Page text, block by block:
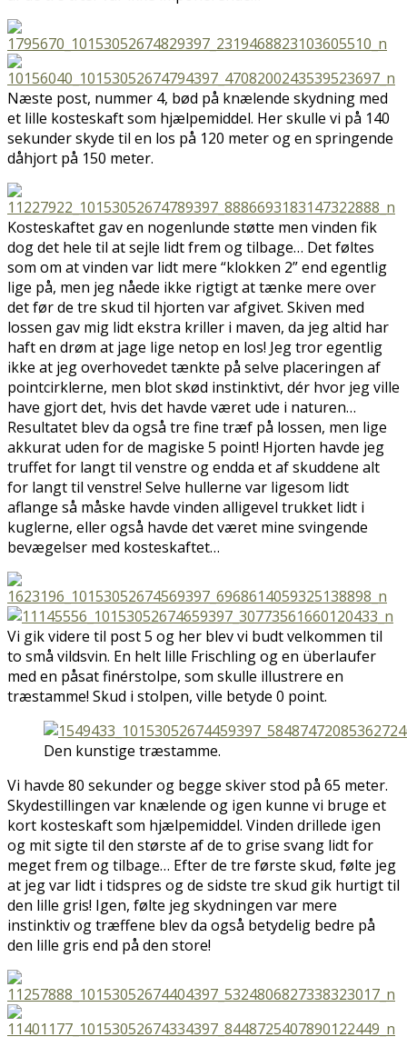
Næste post, nummer 4, bød på knælende skydning med
et lille kosteskaft som hjælpemiddel. Her skulle vi på 140
sekunder skyde til en los på 120 meter og en springende
dåhjort på 150 meter.
Kosteskaftet gav en nogenlunde støtte men vinden fik
dog det hele til at sejle lidt frem og tilbage… Det føltes
som om at vinden var lidt mere “klokken 2” end egentlig
lige på, men jeg nåede ikke rigtigt at tænke mere over
det før de tre skud til hjorten var afgivet. Skiven med
lossen gav mig lidt ekstra kriller i maven, da jeg altid har
haft en drøm at jage lige netop en los! Jeg tror egentlig
ikke at jeg overhovedet tænkte på selve placeringen af
pointcirklerne, men blot skød instinktivt, dér hvor jeg ville
have gjort det, hvis det havde været ude i naturen…
Resultatet blev da også tre fine træf på lossen, men lige
akkurat uden for de magiske 5 point! Hjorten havde jeg
truffet for langt til venstre og endda et af skuddene alt
for langt til venstre! Selve hullerne var ligesom lidt
aflange så måske havde vinden alligevel trukket lidt i
kuglerne, eller også havde det været mine svingende
bevægelser med kosteskaftet…
Vi gik videre til post 5 og her blev vi budt velkommen til
to små vildsvin. En helt lille Frischling og en überlaufer
med en påsat finérstolpe, som skulle illustrere en
træstamme! Skud i stolpen, ville betyde 0 point.
Den kunstige træstamme.
Vi havde 80 sekunder og begge skiver stod på 65 meter.
Skydestillingen var knælende og igen kunne vi bruge et
kort kosteskaft som hjælpemiddel. Vinden drillede igen
og mit sigte til den største af de to grise svang lidt for
meget frem og tilbage… Efter de tre første skud, følte jeg
at jeg var lidt i tidspres og de sidste tre skud gik hurtigt til
den lille gris! Igen, følte jeg skydningen var mere
instinktiv og træffene blev da også betydelig bedre på
den lille gris end på den store!